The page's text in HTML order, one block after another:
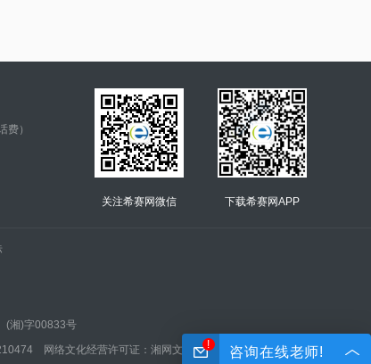
费）
关注希赛网微信 下载希赛网APP
(湘)字00833号
网络文化经营许可证：湘网文(2022)0042-005号
! 咨询在线老师!